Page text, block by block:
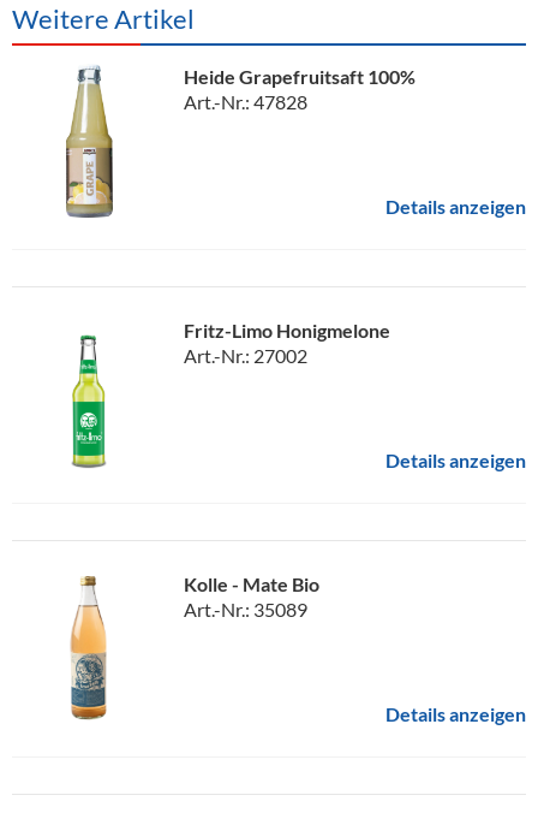
Weitere Artikel
Heide Grapefruitsaft 100%
Art.-Nr.: 47828
Details anzeigen
Fritz-Limo Honigmelone
Art.-Nr.: 27002
Details anzeigen
Kolle - Mate Bio
Art.-Nr.: 35089
Details anzeigen